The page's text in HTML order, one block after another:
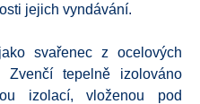
jejich vyndávání.
svařenec z ocelových
tepelně izolováno
izolací, vloženou pod